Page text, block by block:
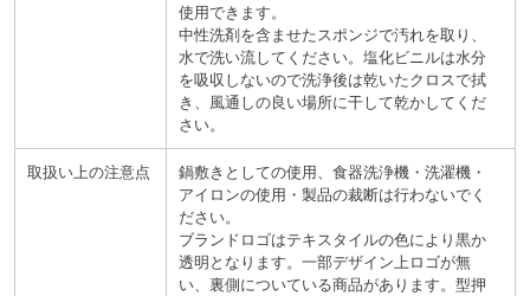
使用できます。
中性洗剤を含ませたスポンジで汚れを取り、
水で洗い流してください。塩化ビニルは水分
を吸収しないので洗浄後は乾いたクロスで拭
き、風通しの良い場所に干して乾かしてくだ
さい。
取扱い上の注意点
鍋敷きとしての使用、食器洗浄機・洗濯機・
アイロンの使用・製品の裁断は行わないでく
ださい。
ブランドロゴはテキスタイルの色により黒か
透明となります。一部デザイン上ロゴが無
い、裏側についている商品があります。型押